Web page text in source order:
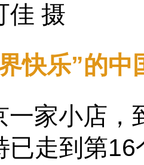
佳 摄
快乐”的中
一家小店，
已走到第